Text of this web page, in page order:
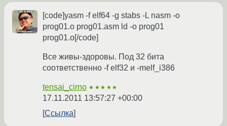
[code]yasm -f elf64 -g stabs -L nasm -o
prog01.o prog01.asm ld -o prog01
prog01.o[/code]
Все живы-здоровы. Под 32 бита
соответственно -f elf32 и -melf_i386
tensai_cirno ★★★★★
17.11.2011 13:57:27 +00:00
Ссылка